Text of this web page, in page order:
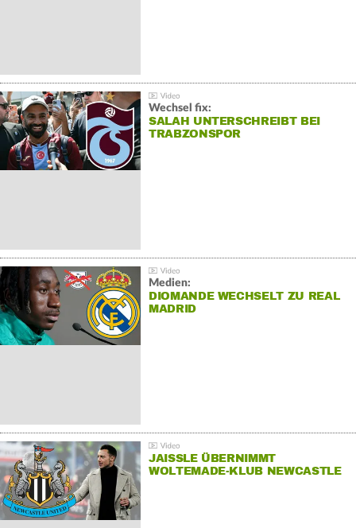
Wechsel fix:
SALAH UNTERSCHREIBT BEI
TRABZONSPOR
Medien:
DIOMANDE WECHSELT ZU REAL
MADRID
JAISSLE ÜBERNIMMT
WOLTEMADE-KLUB NEWCASTLE